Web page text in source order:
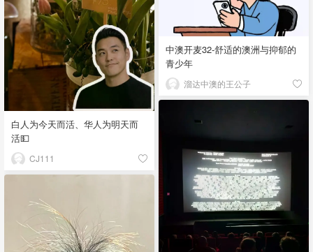
中澳开麦32-舒适的澳洲与抑郁的
青少年
溜达中澳的王公子
白人为今天而活、华人为明天而
活💵
CJ111